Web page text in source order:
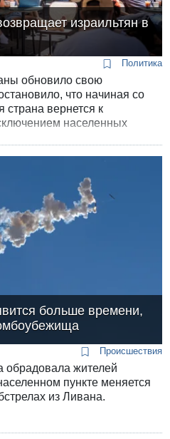
израильтян в
Политика
обновило свою
что начиная со
страна вернется к
населенных
больше времени,
Происшествия
обрадовала жителей
пункте меняется
из Ливана.